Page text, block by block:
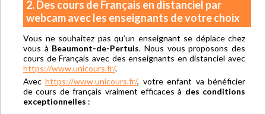
2. Des cours de Français en distanciel par
webcam avec les enseignants de votre choix
Vous ne souhaitez pas qu’un enseignant se déplace chez
vous à Beaumont-de-Pertuis. Nous vous proposons des
cours de Français avec des enseignants en distanciel avec
https://www.unicours.fr/.
Avechttps://www.unicours.fr/, votre enfant va bénéficier
de cours de français vraiment efficaces à des conditions
exceptionnelles :